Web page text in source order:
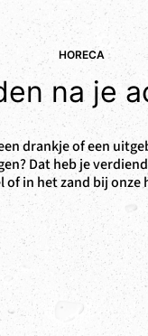
HORECA
na je
drankje of een
Dat heb je
of in het zand bij onze